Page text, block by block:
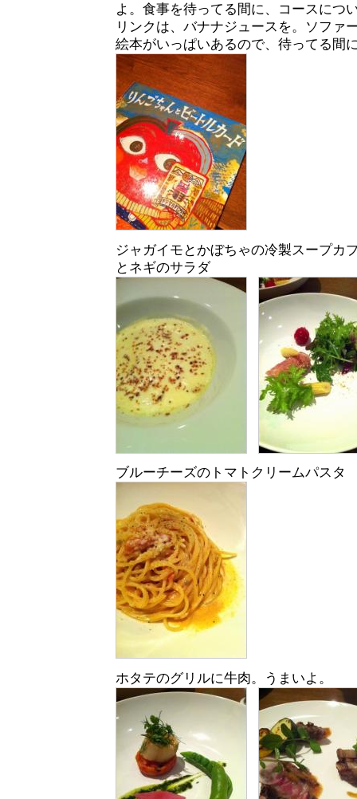
よ。食事を待ってる間に、コースにつ
リンクは、バナナジュースを。ソファ
絵本がいっぱいあるので、待ってる間
ジャガイモとかぼちゃの冷製スープ
とネギのサラダ
ブルーチーズのトマトクリームパスタ
ホタテのグリルに牛肉。うまいよ。